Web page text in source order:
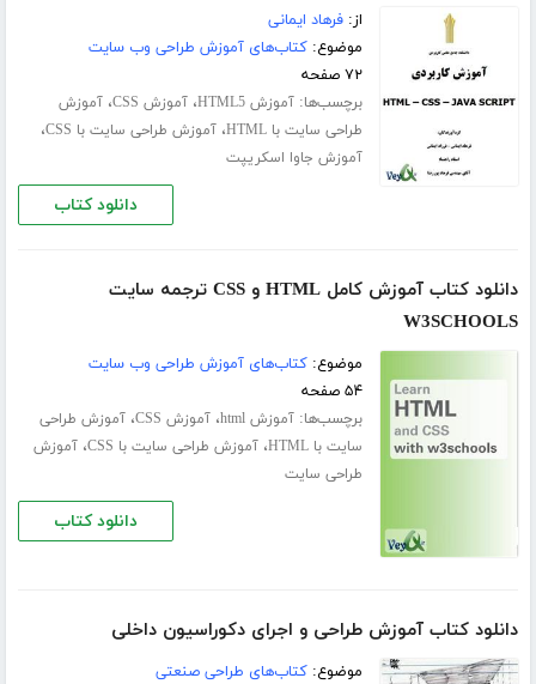
از:فرهاد ایمانی
موضوع:کتاب‌های آموزش طراحی وب سایت
۷۲ صفحه
برچسب‌ها:آموزش HTML5 ،آموزش CSS ،آموزش
طراحی سایت با HTML
،آموزش طراحی سایت با CSS ،
آموزش جاوا اسکریپت
دانلود کتاب
دانلود کتاب آموزش کامل HTML و CSS ترجمه سایت
W3SCHOOLS
موضوع:کتاب‌های آموزش طراحی وب سایت
۵۴ صفحه
برچسب‌ها:آموزش html ،آموزش CSS ،آموزش طراحی
سایت با HTML
،آموزش طراحی سایت با CSS ،آموزش
طراحی سایت
دانلود کتاب
دانلود کتاب آموزش طراحی و اجرای دکوراسیون داخلی
موضوع:کتاب‌های طراحی صنعتی